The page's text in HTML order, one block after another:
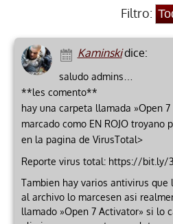
Filtro:
Kaminskidice:
saludo admins…
**les comento**
hay una carpeta llamada »Open
marcado como EN ROJO
en la pagina de VirusTotal>
Reporte virus total: https://bit.ly/
Tambien hay varios antivirus que
al archivo lo marcesen asi
llamado »Open 7 Activator» si lo